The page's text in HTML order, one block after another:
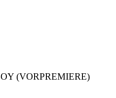
(VORPREMIERE)